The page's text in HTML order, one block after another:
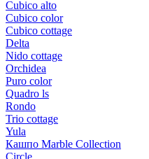
Cubico alto
Cubico color
Cubico cottage
Delta
Nido cottage
Orchidea
Puro color
Quadro ls
Rondo
Trio cottage
Yula
Кашпо Marble Collection
Circle